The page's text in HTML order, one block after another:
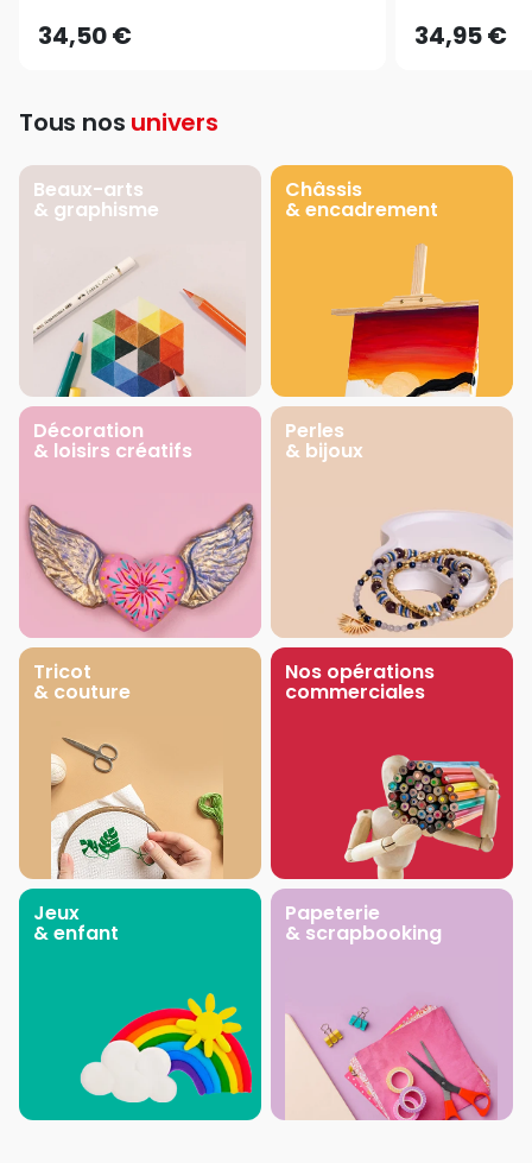
34,50 € 34,95 €
Tous nos univers
Beaux-arts
& graphisme
Châssis
& encadrement
Décoration
& loisirs créatifs
Perles
& bijoux
Tricot
& couture
Nos opérations
commerciales
Jeux
& enfant
Papeterie
& scrapbooking